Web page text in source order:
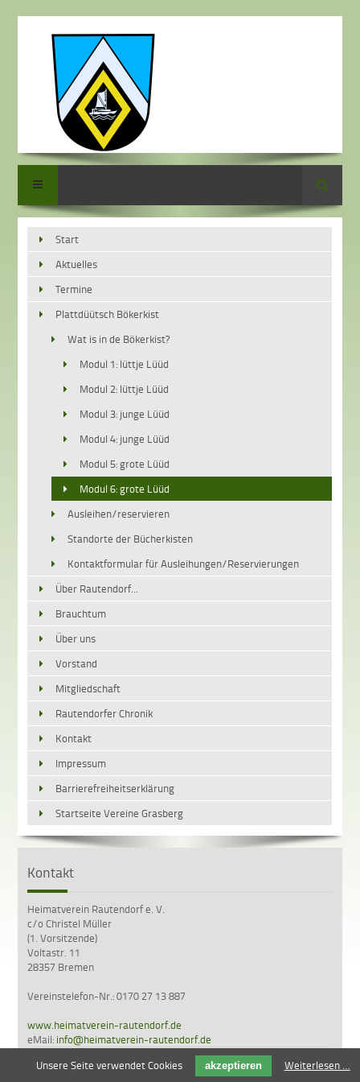
Suche
Start
Aktuelles
Termine
Plattdüütsch Bökerkist
Wat is in de Bökerkist?
Modul 1: lüttje Lüüd
Modul 2: lüttje Lüüd
Modul 3: junge Lüüd
Modul 4: junge Lüüd
Modul 5: grote Lüüd
Modul 6: grote Lüüd
Ausleihen/reservieren
Standorte der Bücherkisten
Kontaktformular für Ausleihungen/Reservierungen
Über Rautendorf...
Brauchtum
Über uns
Vorstand
Mitgliedschaft
Rautendorfer Chronik
Kontakt
Impressum
Barrierefreiheitserklärung
Startseite Vereine Grasberg
Kontakt
Heimatverein Rautendorf e. V.
c/o Christel Müller
(1. Vorsitzende)
Voltastr. 11
28357 Bremen
Vereinstelefon-Nr.: 0170 27 13 887
www.heimatverein-rautendorf.de
eMail: info@heimatverein-rautendorf.de
Unsere Seite verwendet Cookies
akzeptieren Weiterlesen …